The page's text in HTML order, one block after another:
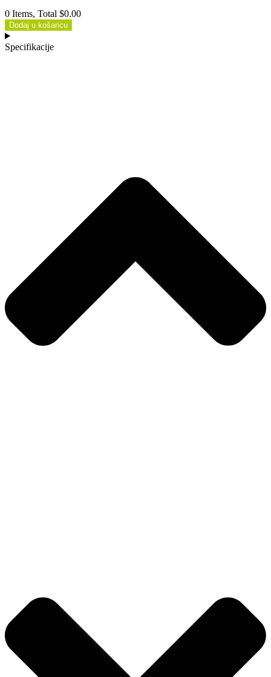
0 Items, Total $0.00
Dodaj u košaricu
Specifikacije